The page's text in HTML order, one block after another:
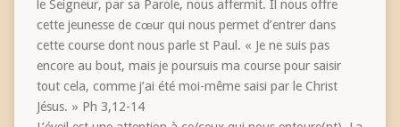
le Seigneur, par sa Parole, nous affermit. Il nous offre
cette jeunesse de cœur qui nous permet d’entrer dans
cette course dont nous parle st Paul. « Je ne suis pas
encore au bout, mais je poursuis ma course pour saisir
tout cela, comme j’ai été moi-même saisi par le Christ
Jésus. » Ph 3,12-14